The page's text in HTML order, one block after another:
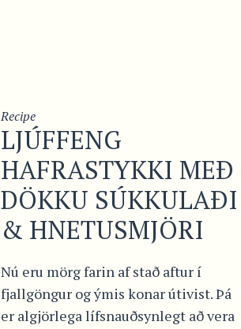
Recipe
LJÚFFENG
HAFRASTYKKI MEÐ
DÖKKU SÚKKULAÐI
& HNETUSMJÖRI
Nú eru mörg farin af stað aftur í
fjallgöngur og ýmis konar útivist. Þá
er algjörlega lífsnauðsynlegt að vera